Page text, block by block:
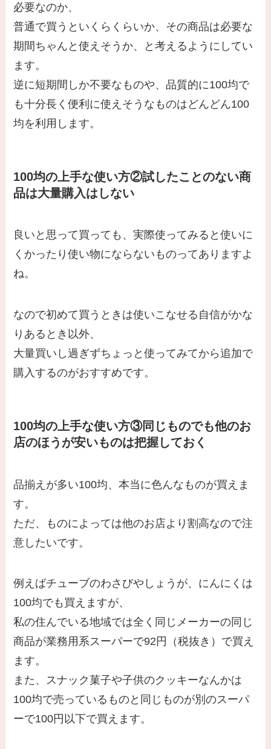
必要なのか、
普通で買うといくらくらいか、その商品は必要な
期間ちゃんと使えそうか、と考えるようにしてい
ます。
逆に短期間しか不要なものや、品質的に100均で
も十分長く便利に使えそうなものはどんどん100
均を利用します。
100均の上手な使い方②試したことのない商
品は大量購入はしない
良いと思って買っても、実際使ってみると使いに
くかったり使い物にならないものってありますよ
ね。
なので初めて買うときは使いこなせる自信がかな
りあるとき以外、
大量買いし過ぎずちょっと使ってみてから追加で
購入するのがおすすめです。
100均の上手な使い方③同じものでも他のお
店のほうが安いものは把握しておく
品揃えが多い100均、本当に色んなものが買えま
す。
ただ、ものによっては他のお店より割高なので注
意したいです。
例えばチューブのわさびやしょうが、にんにくは
100均でも買えますが、
私の住んでいる地域では全く同じメーカーの同じ
商品が業務用系スーパーで92円（税抜き）で買え
ます。
また、スナック菓子や子供のクッキーなんかは
100均で売っているものと同じものが別のスーパ
ーで100円以下で買えます。